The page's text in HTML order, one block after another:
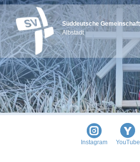
Süddeutsche Gemeinschaft
Albstadt
Instagram YouTube